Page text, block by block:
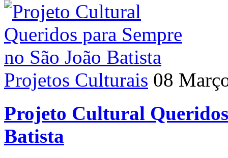
Projetos Culturais 08
Projeto Cultural
Batista